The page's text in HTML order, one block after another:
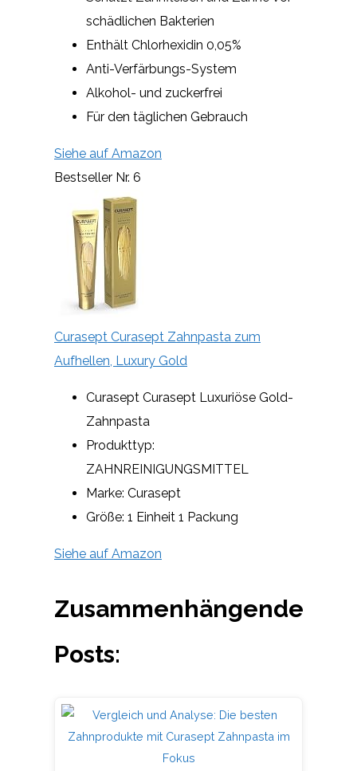
schädlichen Bakterien
Enthält Chlorhexidin 0,05%
Anti-Verfärbungs-System
Alkohol- und zuckerfrei
Für den täglichen Gebrauch
Siehe auf Amazon
Bestseller Nr. 6
Curasept Curasept Zahnpasta zum
Aufhellen, Luxury Gold
Curasept Curasept Luxuriöse Gold-
Zahnpasta
Produkttyp:
ZAHNREINIGUNGSMITTEL
Marke: Curasept
Größe: 1 Einheit 1 Packung
Siehe auf Amazon
Zusammenhängende
Posts: